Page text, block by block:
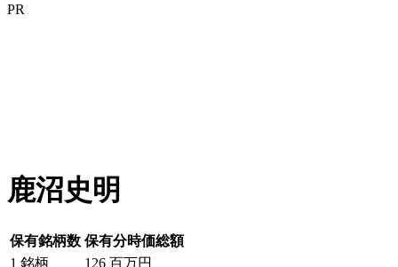
PR
鹿沼史明
保有銘柄数 保有分時価総額
1 銘柄 126 百万円